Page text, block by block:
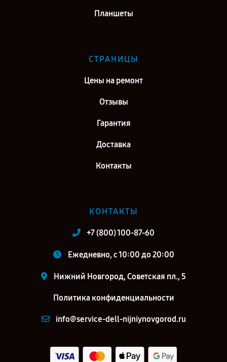
Планшеты
СТРАНИЦЫ
Цены на ремонт
Отзывы
Гарантия
Доставка
Контакты
КОНТАКТЫ
+7 (800) 100-87-60
Ежедневно, с 10:00 до 20:00
Нижний Новгород, Советская пл., 5
Политика конфиденциальности
info@service-dell-nijniynovgorod.ru